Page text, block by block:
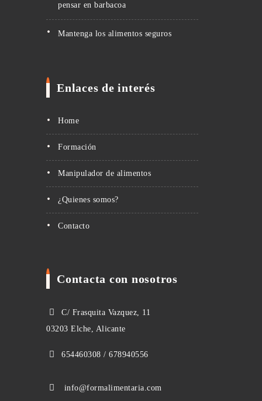
pensar en barbacoa
Mantenga los alimentos seguros
Enlaces de interés
Home
Formación
Manipulador de alimentos
¿Quienes somos?
Contacto
Contacta con nosotros
C/ Frasquita Vazquez, 11
03203 Elche, Alicante
654460308 / 678940556
info@formalimentaria.com